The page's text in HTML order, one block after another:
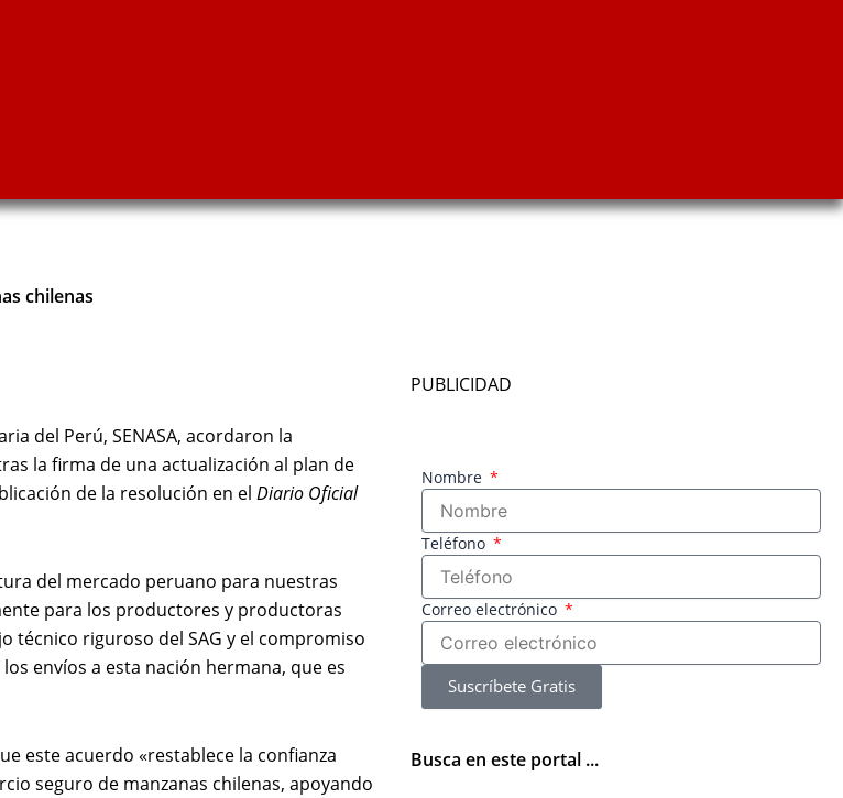
chilenas
del Perú, SENASA, acordaron la
la firma de una actualización al plan de
de la resolución en el Diario Oficial
del mercado peruano para nuestras
para los productores y productoras
técnico riguroso del SAG y el compromiso
envíos a esta nación hermana, que es
este acuerdo «restablece la confianza
seguro de manzanas chilenas, apoyando
PUBLICIDAD
Nombre
Teléfono
Correo electrónico
Suscríbete Gratis
Busca en este portal ...